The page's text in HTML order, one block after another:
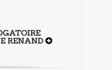
RENAND